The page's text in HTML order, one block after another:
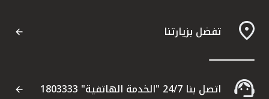
تفضل بزيارتنا
اتصل بنا 24/7 "الخدمة الهاتفية" 1803333